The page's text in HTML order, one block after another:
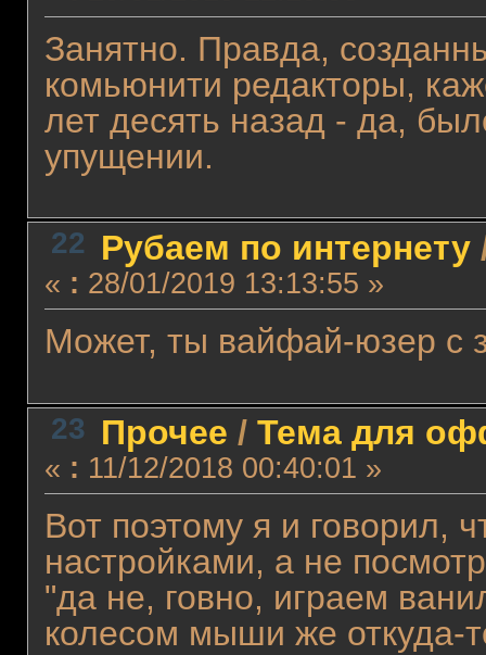
Занятно. Правда,
комьюнити редакторы,
лет десять назад - да,
упущении.
22 Рубаем по интернету
« : 28/01/2019 13:13:55 »
Может, ты вайфай-юзер с
23 Прочее / Тема для
« : 11/12/2018 00:40:01 »
Вот поэтому я и говорил,
настройками, а не
"да не, говно, играем
колесом мыши же откуда-